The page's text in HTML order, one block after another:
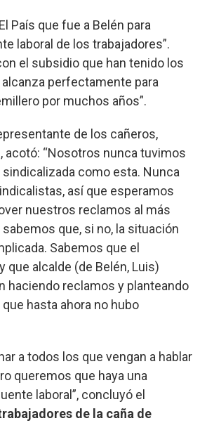
País que fue a Belén para
laboral de los trabajadores”.
el subsidio que han tenido los
perfectamente para
por muchos años”.
de los cañeros,
acotó: “Nosotros nunca tuvimos
como esta. Nunca
así que esperamos
nuestros reclamos al más
que, si no, la situación
Sabemos que el
que alcalde (de Belén, Luis)
haciendo reclamos y planteando
hasta ahora no hubo
a todos los que vengan a hablar
queremos que haya una
laboral”, concluyó el
de la caña de